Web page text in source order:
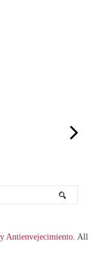
Antienvejecimiento . All